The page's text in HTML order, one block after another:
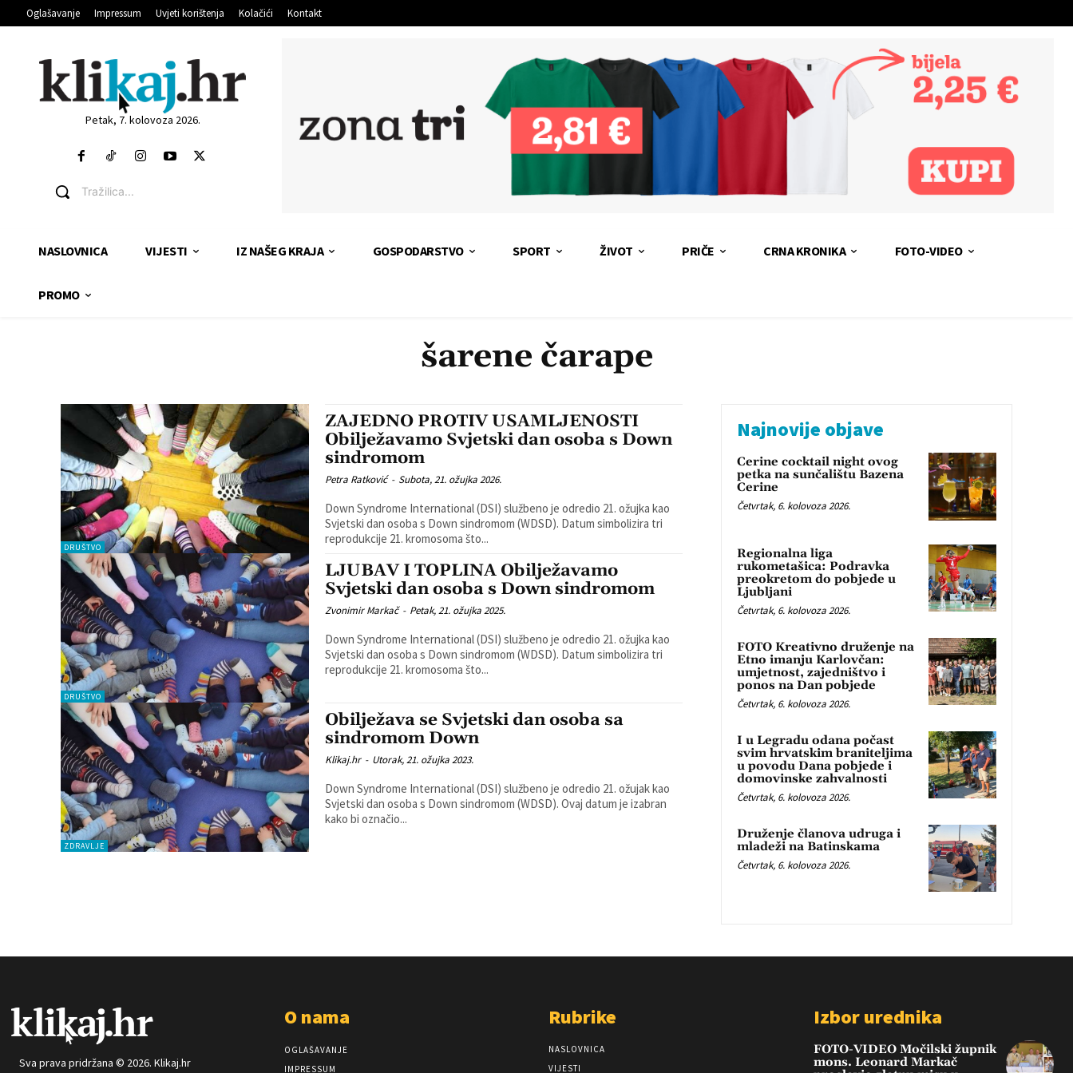
Oglašavanje Impressum Uvjeti korištenja Kolačići Kontakt
Petak, 7. kolovoza 2026.
Tražilica...
NASLOVNICA VIJESTI IZ NAŠEG KRAJA GOSPODARSTVO SPORT ŽIVOT PRIČE CRNA KRONIKA FOTO-VIDEO
PROMO
šarene čarape
DRUŠTVO
ZAJEDNO PROTIV USAMLJENOSTI
Obilježavamo Svjetski dan osoba s Down
sindromom
Petra Ratković - Subota, 21. ožujka 2026.
Down Syndrome International (DSI) službeno je odredio 21. ožujka kao
Svjetski dan osoba s Down sindromom (WDSD). Datum simbolizira tri
reprodukcije 21. kromosoma što...
DRUŠTVO
LJUBAV I TOPLINA Obilježavamo
Svjetski dan osoba s Down sindromom
Zvonimir Markač - Petak, 21. ožujka 2025.
Down Syndrome International (DSI) službeno je odredio 21. ožujka kao
Svjetski dan osoba s Down sindromom (WDSD). Datum simbolizira tri
reprodukcije 21. kromosoma što...
ZDRAVLJE
Obilježava se Svjetski dan osoba sa
sindromom Down
Klikaj.hr - Utorak, 21. ožujka 2023.
Down Syndrome International (DSI) službeno je odredio 21. ožujak kao
Svjetski dan osoba s Down sindromom (WDSD). Ovaj datum je izabran
kako bi označio...
Najnovije objave
Cerine cocktail night ovog
petka na sunčalištu Bazena
Cerine
Četvrtak, 6. kolovoza 2026.
Regionalna liga
rukometašica: Podravka
preokretom do pobjede u
Ljubljani
Četvrtak, 6. kolovoza 2026.
FOTO Kreativno druženje na
Etno imanju Karlovčan:
umjetnost, zajedništvo i
ponos na Dan pobjede
Četvrtak, 6. kolovoza 2026.
I u Legradu odana počast
svim hrvatskim braniteljima
u povodu Dana pobjede i
domovinske zahvalnosti
Četvrtak, 6. kolovoza 2026.
Druženje članova udruga i
mladeži na Batinskama
Četvrtak, 6. kolovoza 2026.
Sva prava pridržana © 2026. Klikaj.hr
O nama
OGLAŠAVANJE
IMPRESSUM
Rubrike
NASLOVNICA
VIJESTI
Izbor urednika
FOTO-VIDEO Močilski župnik
mons. Leonard Markač